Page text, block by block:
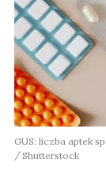
GUS: liczba aptek
Shutterstock